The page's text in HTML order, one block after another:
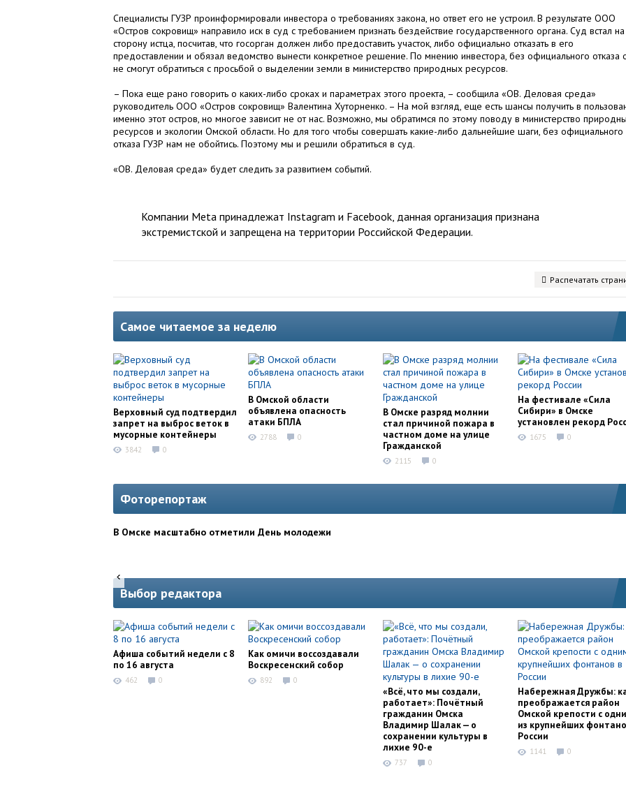
Специалисты ГУЗР проинформировали инвестора о требованиях закона, но ответ его не устроил. В результате ООО
«Остров сокровищ» направило иск в суд с требованием признать бездействие государственного органа. Суд встал на
сторону истца, посчитав, что госорган должен либо предоставить участок, либо официально отказать в его
предоставлении и обязал ведомство вынести конкретное решение. По мнению инвестора, без официального отказа
не смогут обратиться с просьбой о выделении земли в министерство природных ресурсов.
– Пока еще рано говорить о каких-либо сроках и параметрах этого проекта, – сообщила «ОВ. Деловая среда»
руководитель ООО «Остров сокровищ» Валентина Хуторненко. – На мой взгляд, еще есть шансы получить в
именно этот остров, но многое зависит не от нас. Возможно, мы обратимся по этому поводу в министерство
ресурсов и экологии Омской области. Но для того чтобы совершать какие-либо дальнейшие шаги, без официального
отказа ГУЗР нам не обойтись. Поэтому мы и решили обратиться в суд.
«ОВ. Деловая среда» будет следить за развитием событий.
Компании Meta принадлежат Instagram и Facebook, данная организация признана
экстремистской и запрещена на территории Российской Федерации.
Распечатать
Самое читаемое за неделю
Верховный суд подтвердил
запрет на выброс веток в
мусорные контейнеры
3842 0
В Омской области
объявлена опасность
атаки БПЛА
2788 0
В Омске разряд молнии
стал причиной пожара в
частном доме на улице
Гражданской
2115 0
На фестивале «Сила
Сибири» в Омске
установлен рекорд
1675 0
Фоторепортаж
В Омске масштабно отметили День молодежи
Выбор редактора
Афиша событий недели с 8
по 16 августа
462 0
Как омичи воссоздавали
Воскресенский собор
892 0
«Всё, что мы создали,
работает»: Почётный
гражданин Омска
Владимир Шалак — о
сохранении культуры в
лихие 90-е
737 0
Набережная Дружбы:
преображается район
Омской крепости с
из крупнейших
России
1141 0